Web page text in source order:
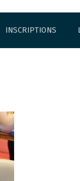
INSCRIPTIONS